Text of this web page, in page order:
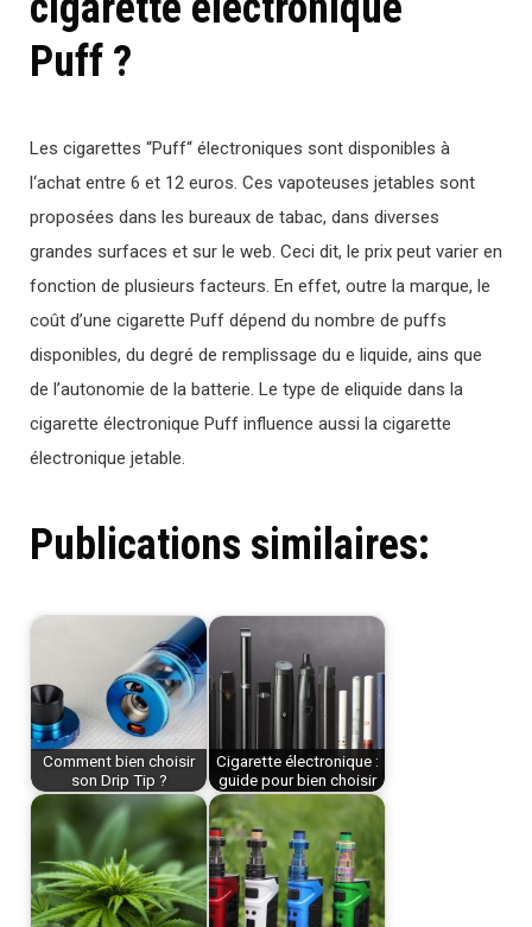
Puff ?
Les cigarettes “Puff“ électroniques sont disponibles à
l‘achat entre 6 et 12 euros Ces vapoteuses jetables sont
proposées dans les bureaux de tabac, dans diverses
grandes surfaces et sur le web Ceci dit, le prix peut varier en
fonction de plusieurs facteurs. En effet, outre la marque, le
coût d’une cigarette Puff dépend du nombre de puffs
disponibles, du degré de remplissage du e liquide, ains que
de l’autonomie de la batterie. Le type de eliquide dans la
cigarette électronique Puff influence aussi la cigarette
électronique jetable.
Publications similaires:
Comment bien choisir
son Drip Tip ?
Cigarette électronique :
guide pour bien choisir